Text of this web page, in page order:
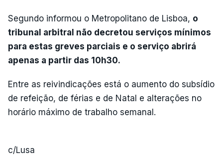
Segundo informou o Metropolitano de Lisboa, o
tribunal arbitral não decretou serviços mínimos
para estas greves parciais e o serviço abrirá
apenas a partir das 10h30.
Entre as reivindicações está o aumento do subsídio
de refeição, de férias e de Natal e alterações no
horário máximo de trabalho semanal.
c/Lusa